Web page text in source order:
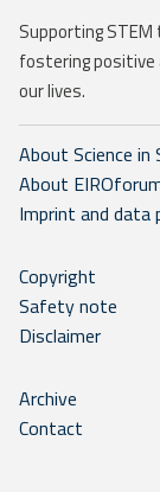
Supporting
fostering
our lives.
About Science in
About
Imprint and data
Copyright
Safety note
Disclaimer
Archive
Contact